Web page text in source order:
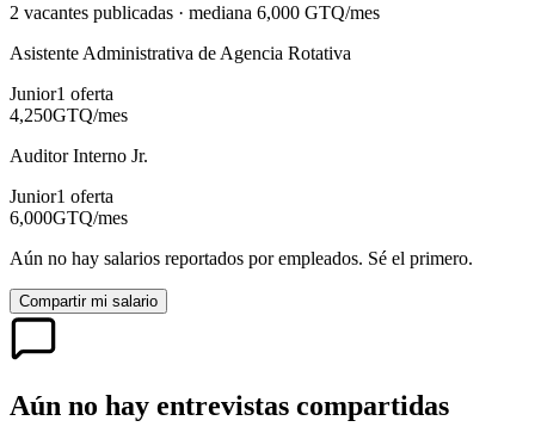
2 vacantes publicadas · mediana 6,000 GTQ/mes
Asistente Administrativa de Agencia Rotativa
Junior1 oferta
4,250GTQ/mes
Auditor Interno Jr.
Junior1 oferta
6,000GTQ/mes
Aún no hay salarios reportados por empleados. Sé el primero.
Compartir mi salario
Aún no hay entrevistas compartidas